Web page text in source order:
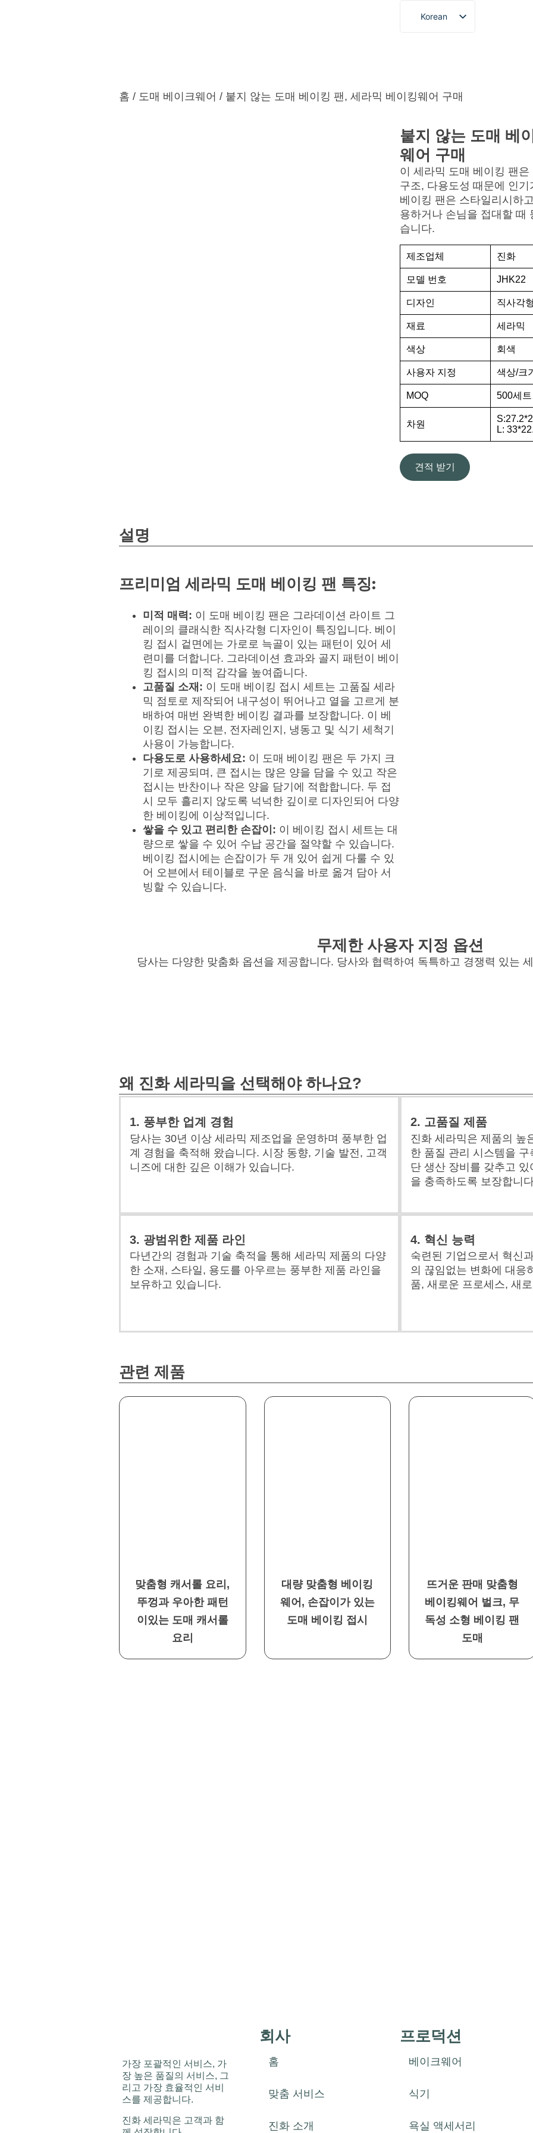
Korean
English
Spanish
Arabic
Japanese
홈 / 도매 베이크웨어 / 붙지 않는 도매 베이킹 팬, 세라믹 베이킹웨어 구매
붙지 않는 도매 베
웨어 구매
이 세라믹 도매 베이킹 팬
구조, 다용도성 때문에 인기
베이킹 팬은 스타일리시하
용하거나 손님을 접대할 때
습니다.
제조업체 진화
모델 번호 JHK22
디자인 직사각
재료 세라믹
색상 회색
사용자 지정 색상/크
MOQ 500세트
차원
L:
견적 받기
설명
프리미엄 세라믹 도매 베이킹 팬 특징:
미적 매력: 이 도매 베이킹 팬은 그라데이션 라이트 그
레이의 클래식한 직사각형 디자인이 특징입니다. 베이
킹 접시 겉면에는 가로로 늑골이 있는 패턴이 있어 세
련미를 더합니다. 그라데이션 효과와 골지 패턴이 베이
킹 접시의 미적 감각을 높여줍니다.
고품질 소재: 이 도매 베이킹 접시 세트는 고품질 세라
믹 점토로 제작되어 내구성이 뛰어나고 열을 고르게 분
배하여 매번 완벽한 베이킹 결과를 보장합니다. 이 베
이킹 접시는 오븐, 전자레인지, 냉동고 및 식기 세척기
사용이 가능합니다.
다용도로 사용하세요: 이 도매 베이킹 팬은 두 가지 크
기로 제공되며, 큰 접시는 많은 양을 담을 수 있고 작은
접시는 반찬이나 작은 양을 담기에 적합합니다. 두 접
시 모두 흘리지 않도록 넉넉한 깊이로 디자인되어 다양
한 베이킹에 이상적입니다.
쌓을 수 있고 편리한 손잡이: 이 베이킹 접시 세트는 대
량으로 쌓을 수 있어 수납 공간을 절약할 수 있습니다.
베이킹 접시에는 손잡이가 두 개 있어 쉽게 다룰 수 있
어 오븐에서 테이블로 구운 음식을 바로 옮겨 담아 서
빙할 수 있습니다.
무제한 사용자 지정 옵션
당사는 다양한 맞춤화 옵션을 제공합니다. 당사와 협력하여 독특하고 경쟁력 있는
왜 진화 세라믹을 선택해야 하나요?
1. 풍부한 업계 경험
당사는 30년 이상 세라믹 제조업을 운영하며 풍부한 업
계 경험을 축적해 왔습니다. 시장 동향, 기술 발전, 고객
니즈에 대한 깊은 이해가 있습니다.
2. 고품질 제품
진화 세라믹은 제품의 높
한 품질 관리 시스템을
단 생산 장비를 갖추고
을 충족하도록 보장합니
3. 광범위한 제품 라인
다년간의 경험과 기술 축적을 통해 세라믹 제품의 다양
한 소재, 스타일, 용도를 아우르는 풍부한 제품 라인을
보유하고 있습니다.
4. 혁신 능력
숙련된 기업으로서 혁신
의 끊임없는 변화에 대응
품, 새로운 프로세스, 새
관련 제품
맞춤형 캐서롤 요리,
뚜껑과 우아한 패턴
이있는 도매 캐서롤
요리
대량 맞춤형 베이킹
웨어, 손잡이가 있는
도매 베이킹 접시
뜨거운 판매 맞춤형
베이킹웨어 벌크, 무
독성 소형 베이킹 팬
도매
가장 포괄적인 서비스, 가
장 높은 품질의 서비스, 그
리고 가장 효율적인 서비
스를 제공합니다.
진화 세라믹은 고객과 함
회사
홈
맞춤 서비스
진화 소개
프로덕션
베이크웨어
식기
욕실 액세서리